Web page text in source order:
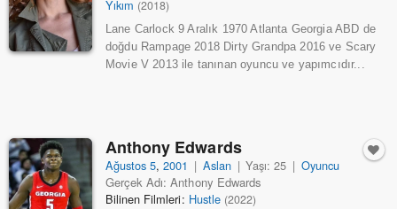
Yıkım (2018)
Lane Carlock 9 Aralık 1970 Atlanta Georgia ABD de
doğdu Rampage 2018 Dirty Grandpa 2016 ve Scary
Movie V 2013 ile tanınan oyuncu ve yapımcıdır...
Anthony Edwards
Ağustos 5,2001 | Aslan | Yaşı: 25 | Oyuncu
Gerçek Adı: Anthony Edwards
Bilinen Filmleri: Hustle (2022)